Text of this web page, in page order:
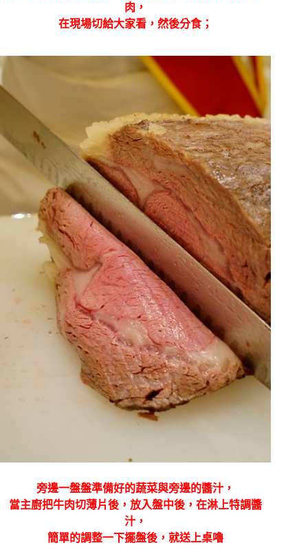
肉，
在現場切給大家看，然後分食；
旁邊一盤盤準備好的蔬菜與旁邊的醬汁，
當主廚把牛肉切薄片後，放入盤中後，在淋上特調醬
汁，
簡單的調整一下擺盤後，就送上桌嚕